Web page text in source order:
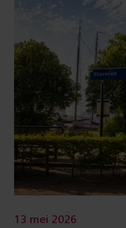
13 mei 2026